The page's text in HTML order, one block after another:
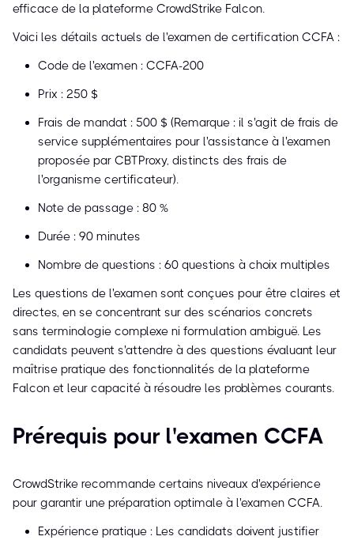
efficace de la plateforme CrowdStrike Falcon.
Voici les détails actuels de l'examen de certification CCFA :
Code de l'examen : CCFA-200
Prix : 250 $
Frais de mandat : 500 $ (Remarque : il s'agit de frais de
service supplémentaires pour l'assistance à l'examen
proposée par CBTProxy, distincts des frais de
l'organisme certificateur).
Note de passage : 80 %
Durée : 90 minutes
Nombre de questions : 60 questions à choix multiples
Les questions de l'examen sont conçues pour être claires et
directes, en se concentrant sur des scénarios concrets
sans terminologie complexe ni formulation ambiguë. Les
candidats peuvent s'attendre à des questions évaluant leur
maîtrise pratique des fonctionnalités de la plateforme
Falcon et leur capacité à résoudre les problèmes courants.
Prérequis pour l'examen CCFA
CrowdStrike recommande certains niveaux d'expérience
pour garantir une préparation optimale à l'examen CCFA.
Expérience pratique : Les candidats doivent justifier